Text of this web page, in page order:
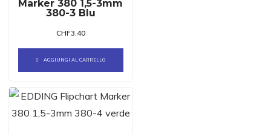
Marker 380 1,5-3mm
380-3 Blu
CHF3.40
AGGIUNGI AL CARRELLO